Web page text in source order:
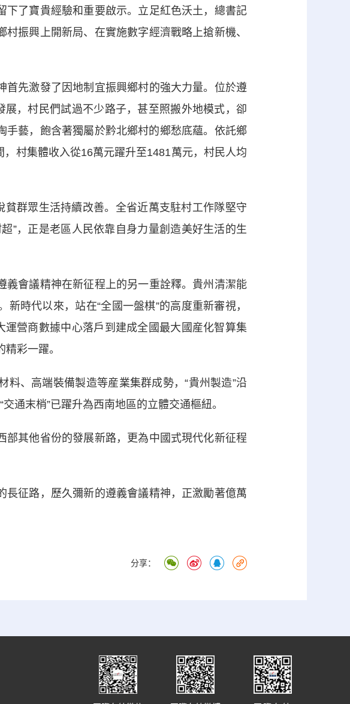
了寶貴經驗和重要啟示。立足紅色沃土，總書記
振興上開新局、在實施數字經濟戰略上搶新機、
先激發了因地制宜振興鄉村的強大力量。位於遵
，村民們試過不少路子，甚至照搬外地模式，卻
藝，飽含著獨屬於黔北鄉村的鄉愁底蘊。依託鄉
村集體收入從16萬元躍升至1481萬元，村民人均
群眾生活持續改善。全省近萬支駐村工作隊堅守
”，正是老區人民依靠自身力量創造美好生活的生
會議精神在新征程上的另一重詮釋。貴州清潔能
時代以來，站在“全國一盤棋”的高度重新審視，
營商數據中心落戶到建成全國最大國産化智算集
彩一躍。
、高端裝備製造等産業集群成勢，“貴州製造”沿
通末梢”已躍升為西南地區的立體交通樞紐。
其他省份的發展新路，更為中國式現代化新征程
征路，歷久彌新的遵義會議精神，正激勵著億萬
分享：